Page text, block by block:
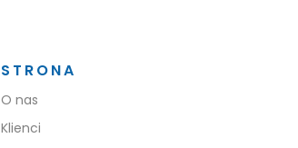
STRONA
O nas
Klienci